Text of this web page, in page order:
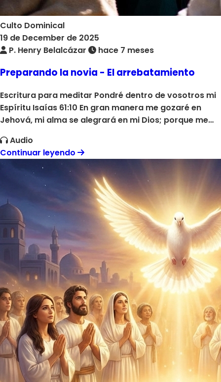
Culto Dominical
19 de December de 2025
P. Henry Belalcázar
hace 7 meses
Preparando la novia - El arrebatamiento
Escritura para meditar Pondré dentro de vosotros mi
Espíritu Isaías 61:10 En gran manera me gozaré en
Jehová, mi alma se alegrará en mi Dios; porque me
justicia, como á novio me atavió, y como á novia
compuesta de sus joyas. Dios Padre esta preparando
a la esposa para su Hijo, conforme a las costumbres
de los pueblos del medio oriente. La Iglesia es un
pueblo, conformado por personas de todas las
naciones, pueblo, tribus. La parábola de las diez
vírgenes en Mateo 25: 1-13 nuestro Señor Jesucristo
nos redarguye, acerca de la necesidad de tener
aceite suficiente para esperar al esposo. En esta
enseñanza mostraremos basados en la santa
palabra, que las diez vírgenes son la iglesia. La
parábola de la diez vírgenes, nos invita a estar
preparados para el arrebatamiento y recibir los
galardones. No toda la iglesia será arrebatada al
mismo tiempo. No se refiere a la salvación, se refiere
a estar preparado y digno para participar del Reino
milenial. Bienvenido al estudio de la maravillosa
palabra de Dios.
Audio
Continuar leyendo